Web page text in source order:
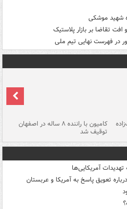
شهید موشکی
افت تقاضا بر بازار پلاستیک
کامیون با راننده ۸ ساله در اصفهان
توقیف شد
آمریکایی‌ها
تعویق پاسخ به آمریکا و عربستان